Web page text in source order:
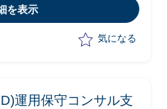
際した課題解決のため下記業務
ベンダーへの課題ヒアリン
けた報告や説明資料の作成
を表示
気になる
運用保守コンサル支